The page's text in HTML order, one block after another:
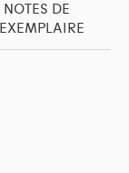
NOTES DE